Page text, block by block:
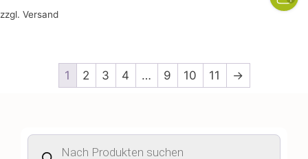
zzgl. Versand
1 2 3 4 … 9 10 11 →
Products
search